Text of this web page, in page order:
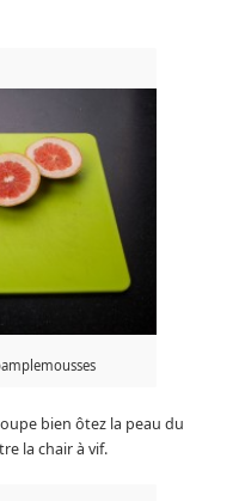
bien ôtez la peau du
la chair à vif.